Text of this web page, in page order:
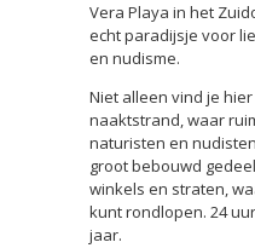
Vera Playa in het
echt paradijsje voor
en nudisme.
Niet alleen vind je
naaktstrand, waar
naturisten en
groot bebouwd
winkels en straten,
kunt rondlopen. 24
jaar.